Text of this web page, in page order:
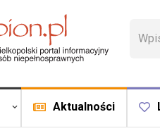
Aktualności